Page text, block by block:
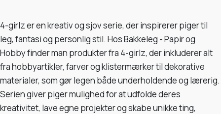
4-girlz er en kreativ og sjov serie, der inspirerer piger til
leg, fantasi og personlig stil. Hos Bakkeleg - Papir og
Hobby finder man produkter fra 4-girlz, der inkluderer alt
fra hobbyartikler, farver og klistermærker til dekorative
materialer, som gør legen både underholdende og lærerig.
Serien giver piger mulighed for at udfolde deres
kreativitet, lave egne projekter og skabe unikke ting,